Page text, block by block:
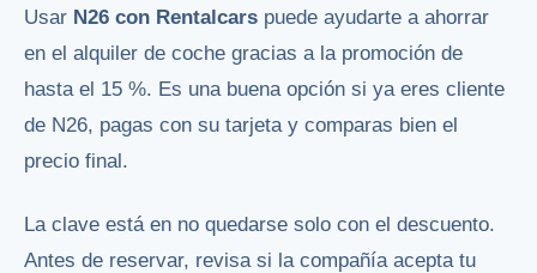
Usar N26 con Rentalcars puede ayudarte a ahorrar
en el alquiler de coche gracias a la promoción de
hasta el 15 %. Es una buena opción si ya eres cliente
de N26, pagas con su tarjeta y comparas bien el
precio final.
La clave está en no quedarse solo con el descuento.
Antes de reservar, revisa si la compañía acepta tu